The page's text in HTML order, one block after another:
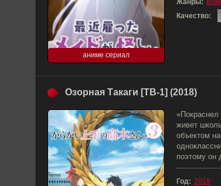
аниме сериал
Жанры:
Качество:
Озорная Такаги [ТВ-1] (2018)
живет
объектом
поэтому он
Год: 2018